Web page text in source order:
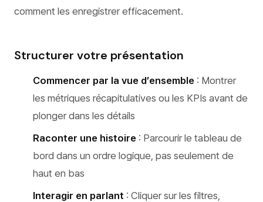
comment les enregistrer efficacement.
Structurer votre présentation
Commencer par la vue d’ensemble : Montrer
les métriques récapitulatives ou les KPIs avant de
plonger dans les détails
Raconter une histoire : Parcourir le tableau de
bord dans un ordre logique, pas seulement de
haut en bas
Interagir en parlant : Cliquer sur les filtres,